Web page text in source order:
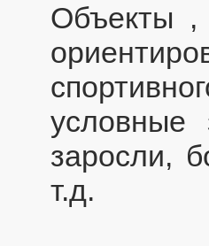
Объекты ,
условные
заросли,
т.д.